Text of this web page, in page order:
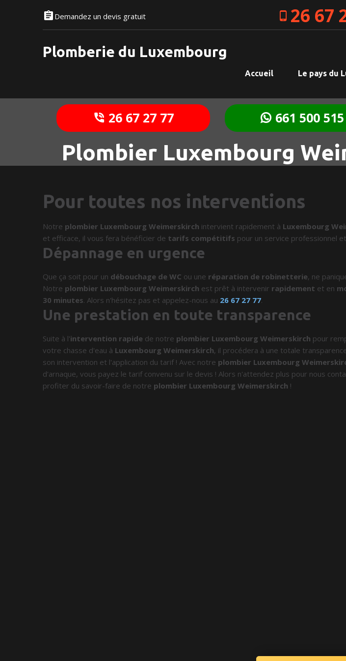
Demandez un devis gratuit 26 67
Plomberie du Luxembourg
Accueil Le pays du
26 67 27 77 661 500 515
Plombier Luxembourg
Pour toutes nos interventions
Notre plombier Luxembourg Weimerskirch intervient rapidement à Luxembourg
et efficace, il vous fera bénéficier de tarifs compétitifs pour un service professionnel
Dépannage en urgence
Que ça soit pour un débouchage de WC ou une réparation de robinetterie, ne
Notre plombier Luxembourg Weimerskirch est prêt à intervenir rapidement et en
30 minutes. Alors n'hésitez pas et appelez-nous au 26 67 27 77.
Une prestation en toute transparence
Suite à l'intervention rapide de notre plombier Luxembourg Weimerskirch pour
votre chasse d'eau à Luxembourg Weimerskirch, il procédera à une totale
son intervention et l'application du tarif ! Avec notre plombier Luxembourg
d'arnaque, vous payez le tarif convenu sur le devis ! Alors n'attendez plus pour nous
profiter du savoir-faire de notre plombier Luxembourg Weimerskirch !